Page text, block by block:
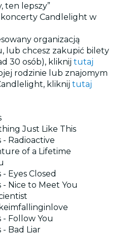
ten lepszy”
koncerty Candlelight w
organizacją
lub chcesz zakupić bilety
30 osób), kliknij tutaj
rodzinie lub znajomym
kliknij tutaj
Just Like This
Radioactive
of a Lifetime
Eyes Closed
Nice to Meet You
- Follow You
Bad Liar